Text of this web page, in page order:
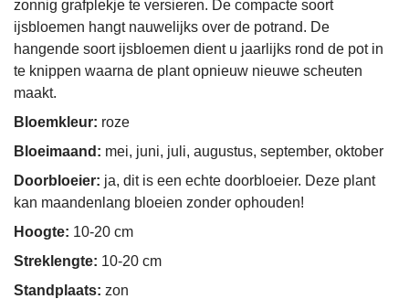
zonnig grafplekje te versieren. De compacte soort
ijsbloemen hangt nauwelijks over de potrand. De
hangende soort ijsbloemen dient u jaarlijks rond de pot in
te knippen waarna de plant opnieuw nieuwe scheuten
maakt.
Bloemkleur: roze
Bloeimaand: mei, juni, juli, augustus, september, oktober
Doorbloeier: ja, dit is een echte doorbloeier. Deze plant
kan maandenlang bloeien zonder ophouden!
Hoogte: 10-20 cm
Streklengte: 10-20 cm
Standplaats: zon